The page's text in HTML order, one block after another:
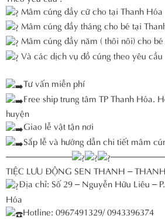
Mâm cúng đầy cữ cho tại Thanh Hóa
Mâm cúng đầy tháng cho bé tại
Mâm cúng đầy năm ( thôi nôi) cho
Và các dịch vụ đồ cúng theo yêu cầu
Tư vấn miễn phí
Free ship trung tâm TP Thanh Hóa.
huyện
Giao lễ vật tận nơi
Sắp lễ và hướng dẫn chi tiết mâm
———————–
TIỆC LƯU ĐỘNG SEN THANH –
Địa chỉ: Số 29 – Nguyễn Hữu Liêu –
Hóa
Hotline: 0967491329/ 0943396374